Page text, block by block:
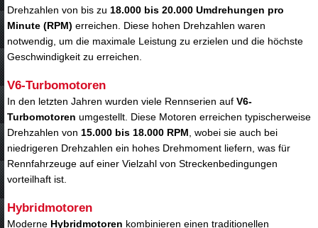
Drehzahlen von bis zu 18.000 bis 20.000 Umdrehungen pro
Minute (RPM) erreichen. Diese hohen Drehzahlen waren
notwendig, um die maximale Leistung zu erzielen und die höchste
Geschwindigkeit zu erreichen.
V6-Turbomotoren
In den letzten Jahren wurden viele Rennserien auf V6-
Turbomotoren umgestellt. Diese Motoren erreichen typischerweise
Drehzahlen von 15.000 bis 18.000 RPM , wobei sie auch bei
niedrigeren Drehzahlen ein hohes Drehmoment liefern, was für
Rennfahrzeuge auf einer Vielzahl von Streckenbedingungen
vorteilhaft ist.
Hybridmotoren
Moderne Hybridmotoren kombinieren einen traditionellen